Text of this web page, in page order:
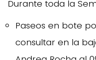
Durante toda la
Paseos en bote
consultar en la